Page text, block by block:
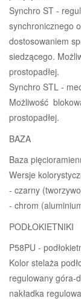
Synchro ST -
synchronicznego
dostosowaniem
siedzącego.
prostopadłej.
Synchro STL -
Możliwość
prostopadłej.
BAZA
Baza
Wersje
- czarny
- chrom
PODŁOKIETNIKI
P58PU -
Kolor stelaża
regulowany góra-
nakładka